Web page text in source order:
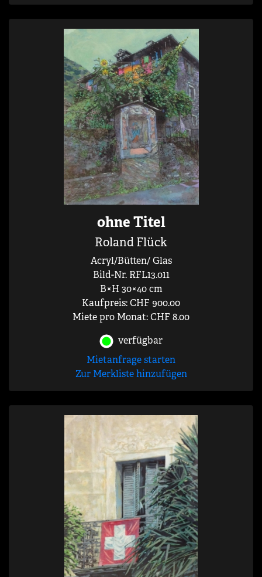
ohne Titel
Roland Flück
Acryl/Bütten/ Glas
Bild-Nr. RFL13.011
B×H 30×40 cm
Kaufpreis: CHF 900.00
Miete pro Monat: CHF 8.00
verfügbar
Mietanfrage starten
Zur Merkliste hinzufügen